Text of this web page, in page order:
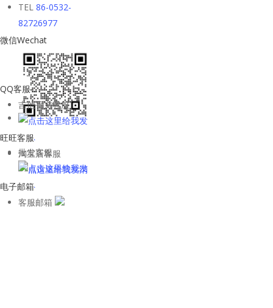
TEL 86-0532-
82726977
微信Wechat
QQ客服
吉他平方客服
批发客服
旺旺客服
淘宝店客服
电子邮箱
客服邮箱